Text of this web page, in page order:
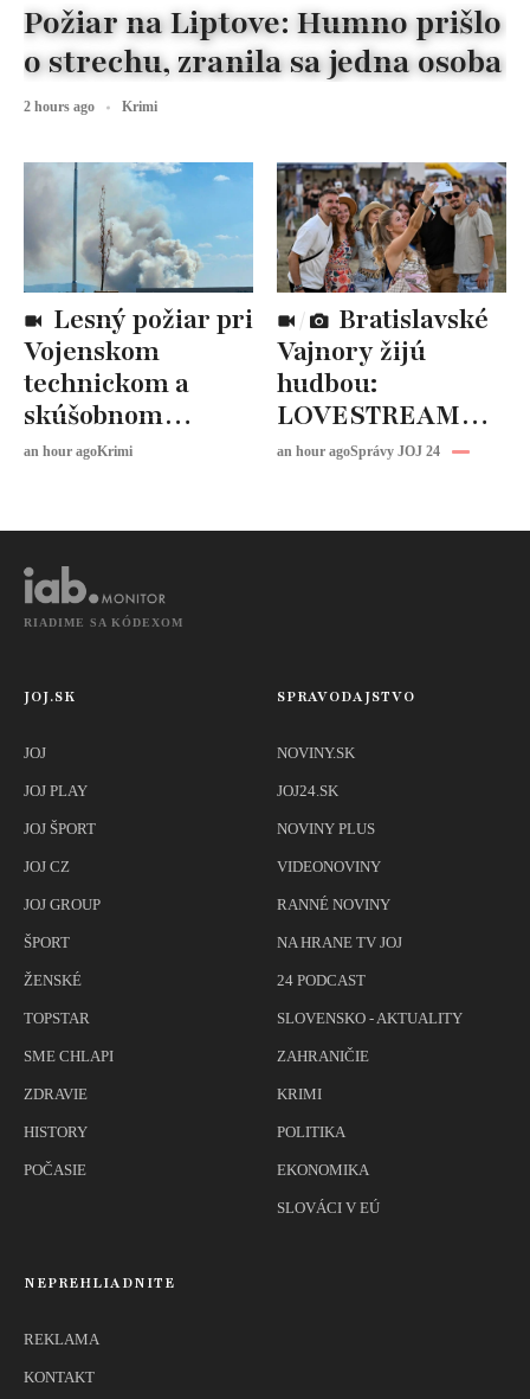
Vojenskom
technickom a
skúšobnom
ústave: Zasahujú
an hour agoKrimi
Vajnory žijú
hudbou:
LOVESTREAM
čaká vrchol.
an hour agoSprávy JOJ 24
Požiar na Liptove: Humno prišlo
o strechu, zranila sa jedna osoba
2 hours ago Krimi
RIADIME SA KÓDEXOM
JOJ.SK
JOJ
JOJ PLAY
JOJ ŠPORT
JOJ CZ
JOJ GROUP
ŠPORT
ŽENSKÉ
TOPSTAR
SME CHLAPI
ZDRAVIE
HISTORY
POČASIE
SPRAVODAJSTVO
NOVINY.SK
JOJ24.SK
NOVINY PLUS
VIDEONOVINY
RANNÉ NOVINY
NA HRANE TV JOJ
24 PODCAST
SLOVENSKO - AKTUALITY
ZAHRANIČIE
KRIMI
POLITIKA
EKONOMIKA
SLOVÁCI V EÚ
NEPREHLIADNITE
REKLAMA
KONTAKT